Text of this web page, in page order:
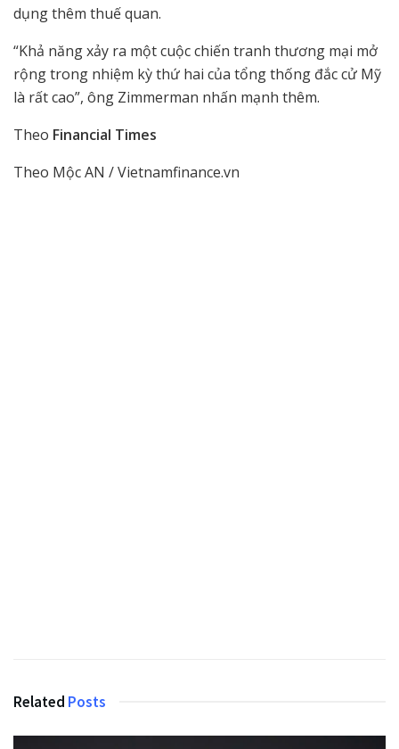
dụng thêm thuế quan.
“Khả năng xảy ra một cuộc chiến tranh thương mại mở
rộng trong nhiệm kỳ thứ hai của tổng thống đắc cử Mỹ
là rất cao”, ông Zimmerman nhấn mạnh thêm.
Theo Financial Times
Theo Mộc AN / Vietnamfinance.vn
Related Posts